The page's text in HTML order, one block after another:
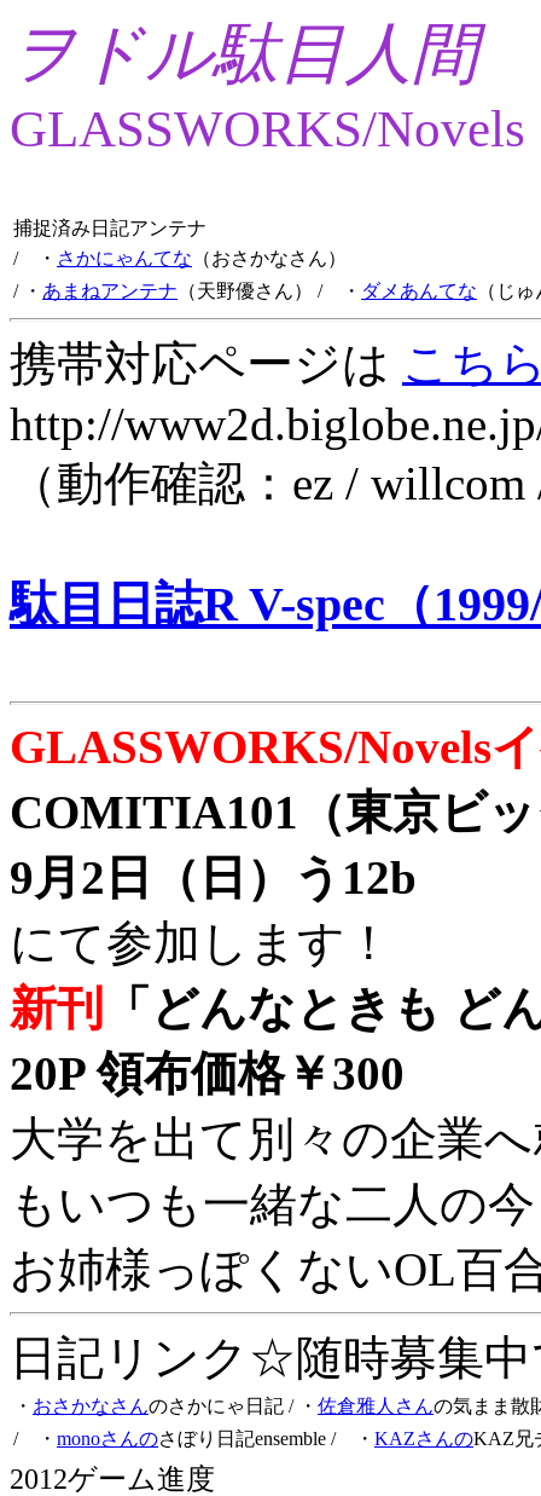
ヲドル駄目人間
GLASSWORKS/Novels
捕捉済み日記アンテナ
/ ・ さかにゃんてな （おさかなさん）
/ ・ あまねアンテナ （天野優さん） / ・ ダメあんてな （じ
携帯対応ページは こち
http://
（動作確認：ez /
駄目日誌R V-spec（
GLASSWORKS/Novels
COMITIA101（東京ビ
9月2日（日）う12b
にて参加します！
新刊
「どんなときも ど
20P 領布価格￥300
大学を出て別々の企業
もいつも一緒な二人の
お姉様っぽくないOL百
日記リンク☆随時募集
・ おさかなさんのさかにゃ日記 / ・ 佐倉雅人さんの気まま散
/ ・ monoさんのさぼり日記ensemble / ・ KAZさんのKAZ兄
2012ゲーム進度